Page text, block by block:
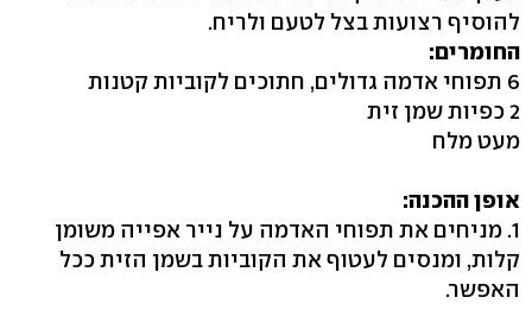
להוסיף רצועות בצל לטעם ולריח.
החומרים:
6 תפוחי אדמה גדולים, חתוכים לקוביות קטנות
2 כפיות שמן זית
מעט מלח
אופן ההכנה:
1. מניחים את תפוחי האדמה על נייר אפייה משומן
קלות, ומנסים לעטוף את הקוביות בשמן הזית ככל
האפשר.